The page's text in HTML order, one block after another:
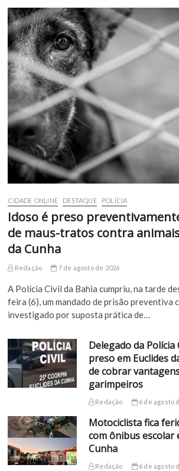
CIDADE ONLINE DESTAQUE POLÍCIA
Idoso é preso
de maus-tratos contra
da Cunha
Redação 7 de agosto de 2026
A Polícia Civil da Bahia cumpriu, na tarde
feira (6), um mandado de prisão preventiva
investigado por suposta prática de…
Delegado da Polícia
preso em Euclides
de cobrar
garimpeiros
Redação 6 de agosto
Motociclista fica
com ônibus escolar
Cunha
Redação 6 de agosto